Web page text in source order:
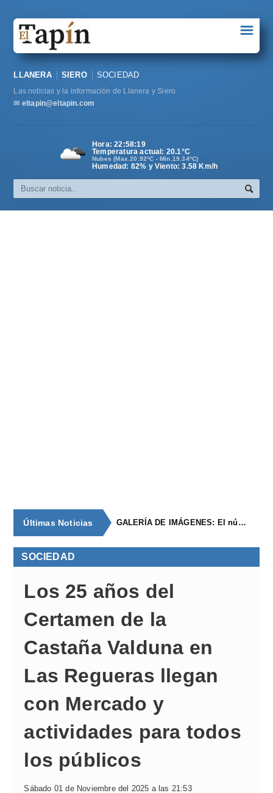
Sociedad
Política
Cultura
☰
LLANERA SIERO SOCIEDAD
Las noticias y la información de Llanera y Siero
✉ eltapin@eltapin.com
Hora:22:58:20
Temperatura actual: 20.1°C
Nubes (Max.20.92ºC - Min.19.34ºC)
Humedad: 82% y Viento: 3.58 Km/h
Últimas Noticias GALERÍA DE IMÁGENES: El núcleo de población de época romana con continuidad
SOCIEDAD
Los 25 años del
Certamen de la
Castaña Valduna en
Las Regueras llegan
con Mercado y
actividades para todos
los públicos
Sábado 01 de Noviembre del 2025 a las 21:53